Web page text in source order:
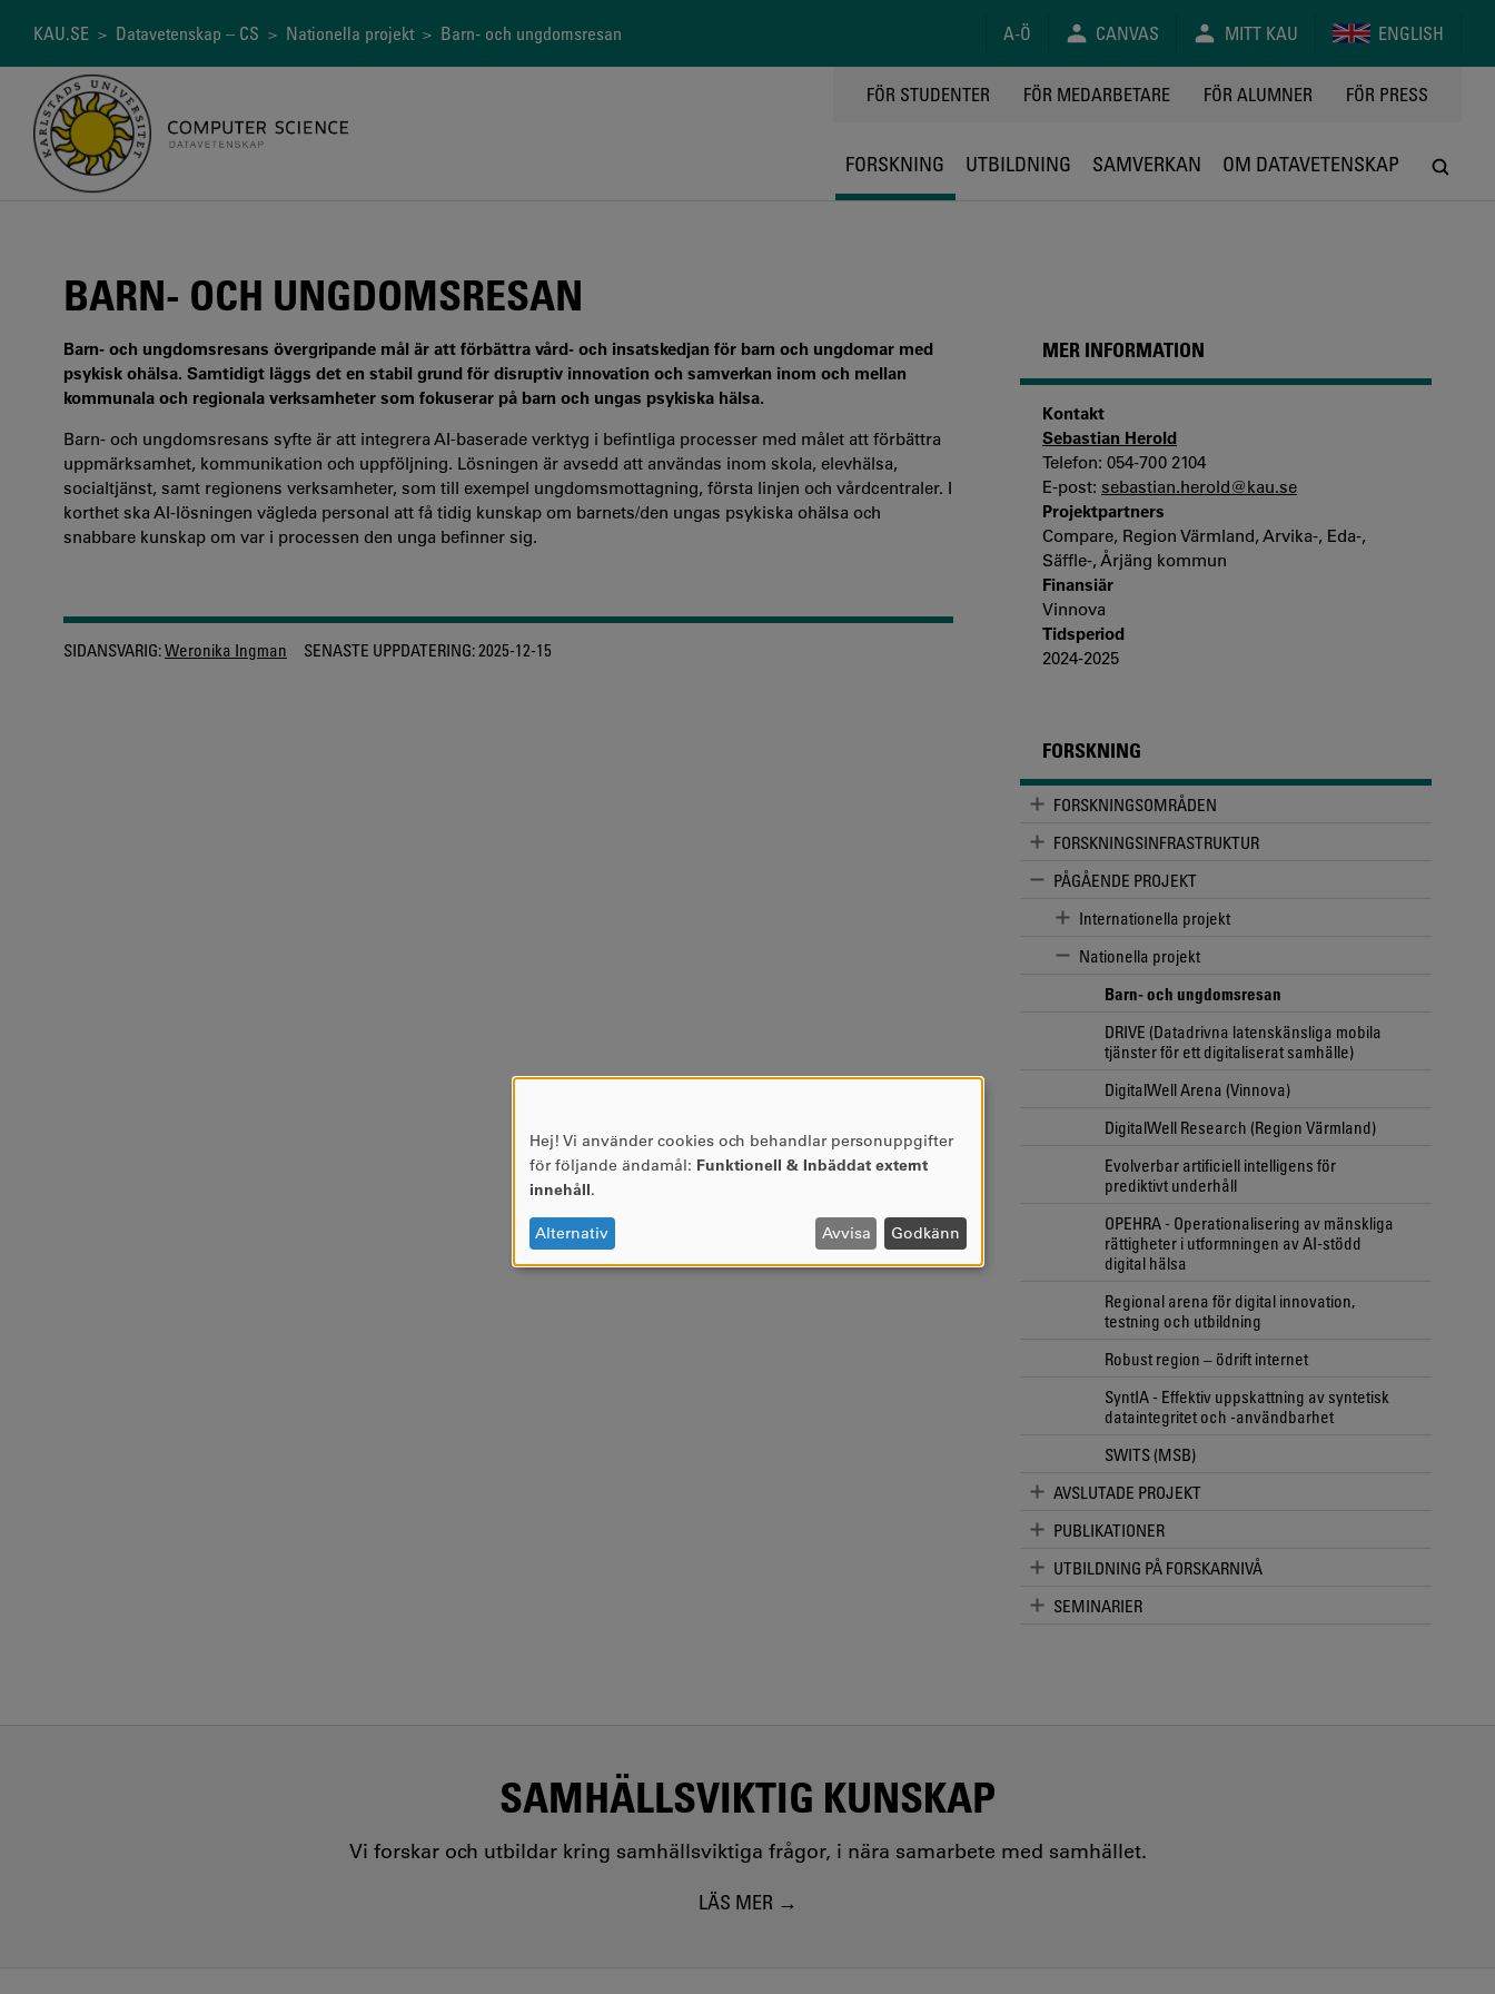
Länkstig
KAU.SE > Datavetenskap – CS > Nationella projekt > Barn- och ungdomsresan A-Ö CANVAS MITT KAU ENGLISH
TOPPMENY
FÖR STUDENTER FÖR MEDARBETARE FÖR ALUMNER FÖR PRESS
FORSKNING UTBILDNING SAMVERKAN OM DATAVETENSKAP
BARN- OCH UNGDOMSRESAN
Barn- och ungdomsresans övergripande mål är att förbättra vård- och insatskedjan för barn och ungdomar med
psykisk ohälsa. Samtidigt läggs det en stabil grund för disruptiv innovation och samverkan inom och mellan
kommunala och regionala verksamheter som fokuserar på barn och ungas psykiska hälsa.
Barn- och ungdomsresans syfte är att integrera AI-baserade verktyg i befintliga processer med målet att förbättra
uppmärksamhet, kommunikation och uppföljning. Lösningen är avsedd att användas inom skola, elevhälsa,
socialtjänst, samt regionens verksamheter, som till exempel ungdomsmottagning, första linjen och vårdcentraler. I
korthet ska AI-lösningen vägleda personal att få tidig kunskap om barnets/den ungas psykiska ohälsa och
snabbare kunskap om var i processen den unga befinner sig.
SIDANSVARIG:Weronika Ingman SENASTE UPPDATERING:2025-12-15
MER INFORMATION
Kontakt
Sebastian Herold
Telefon: 054-700 2104
E-post: sebastian.herold@kau.se
Projektpartners
Compare, Region Värmland, Arvika-, Eda-,
Säffle-, Årjäng kommun
Finansiär
Vinnova
Tidsperiod
2024-2025
FORSKNING
FORSKNINGSOMRÅDEN
FORSKNINGSINFRASTRUKTUR
PÅGÅENDE PROJEKT
Internationella projekt
Nationella projekt
Barn- och ungdomsresan
DRIVE (Datadrivna latenskänsliga mobila
tjänster för ett digitaliserat samhälle)
DigitalWell Arena (Vinnova)
DigitalWell Research (Region Värmland)
Evolverbar artificiell intelligens för
prediktivt underhåll
OPEHRA - Operationalisering av mänskliga
rättigheter i utformningen av AI-stödd
digital hälsa
Regional arena för digital innovation,
testning och utbildning
Robust region – ödrift internet
SyntIA - Effektiv uppskattning av syntetisk
dataintegritet och -användbarhet
SWITS (MSB)
AVSLUTADE PROJEKT
PUBLIKATIONER
UTBILDNING PÅ FORSKARNIVÅ
SEMINARIER
SAMHÄLLSVIKTIG KUNSKAP
Vi forskar och utbildar kring samhällsviktiga frågor, i nära samarbete med samhället.
LÄS MER
ANVÄNDNING
AV
OCH
COOKIES
Hej! Vi använder cookies och behandlar personuppgifter
för följande ändamål: Funktionell & Inbäddat externt
innehåll.
Alternativ Avvisa Godkänn